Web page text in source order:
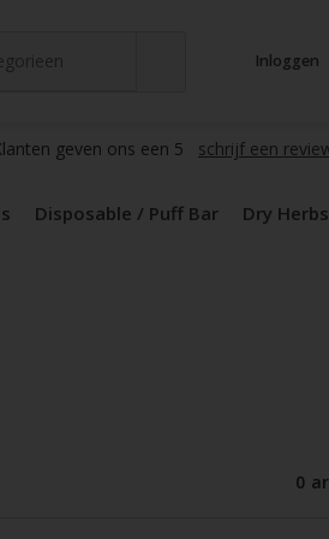
Inloggen
geven ons een 5 schrijf een
Disposable / Puff Bar Dry
0